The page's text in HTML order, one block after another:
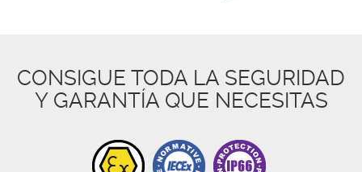
CONSIGUE TODA LA SEGURIDAD
Y GARANTÍA QUE NECESITAS